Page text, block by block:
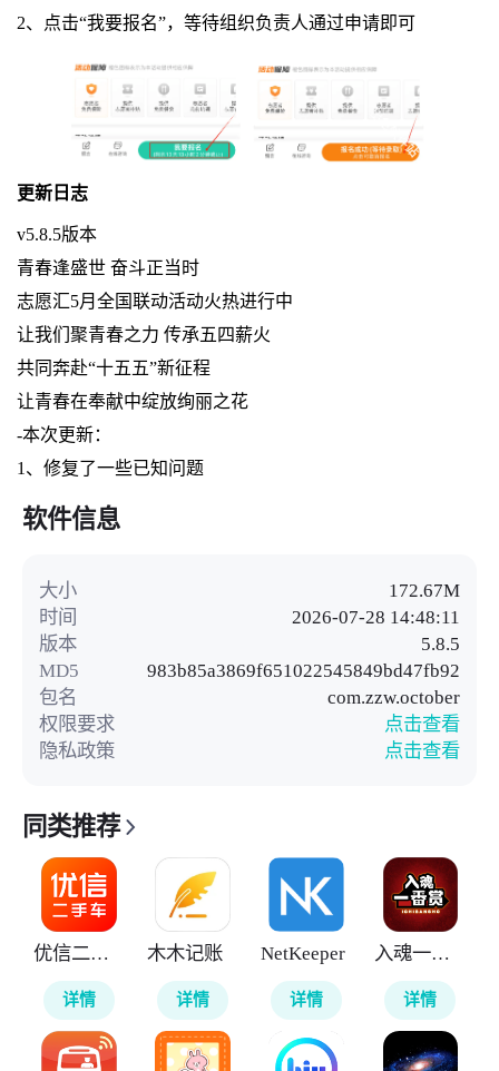
2、点击“我要报名”，等待组织负责人通过申请即可
更新日志
v5.8.5版本
青春逢盛世 奋斗正当时
志愿汇5月全国联动活动火热进行中
让我们聚青春之力 传承五四薪火
共同奔赴“十五五”新征程
让青春在奉献中绽放绚丽之花
-本次更新：
1、修复了一些已知问题
软件信息
大小
172.67M
时间
2026-07-28 14:48:11
版本
5.8.5
MD5
983b85a3869f651022545849bd47fb92
包名
com.zzw.october
权限要求
点击查看
隐私政策
点击查看
同类推荐
优信二手车
详情
木木记账
详情
NetKeeper
详情
入魂一番赏
详情